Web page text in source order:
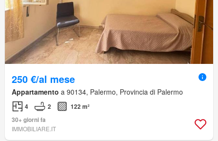
250 €/al mese
Appartamento a 90134, Palermo, Provincia di Palermo
4 2
122 m²
30+ giorni fa
IMMOBILIARE.IT